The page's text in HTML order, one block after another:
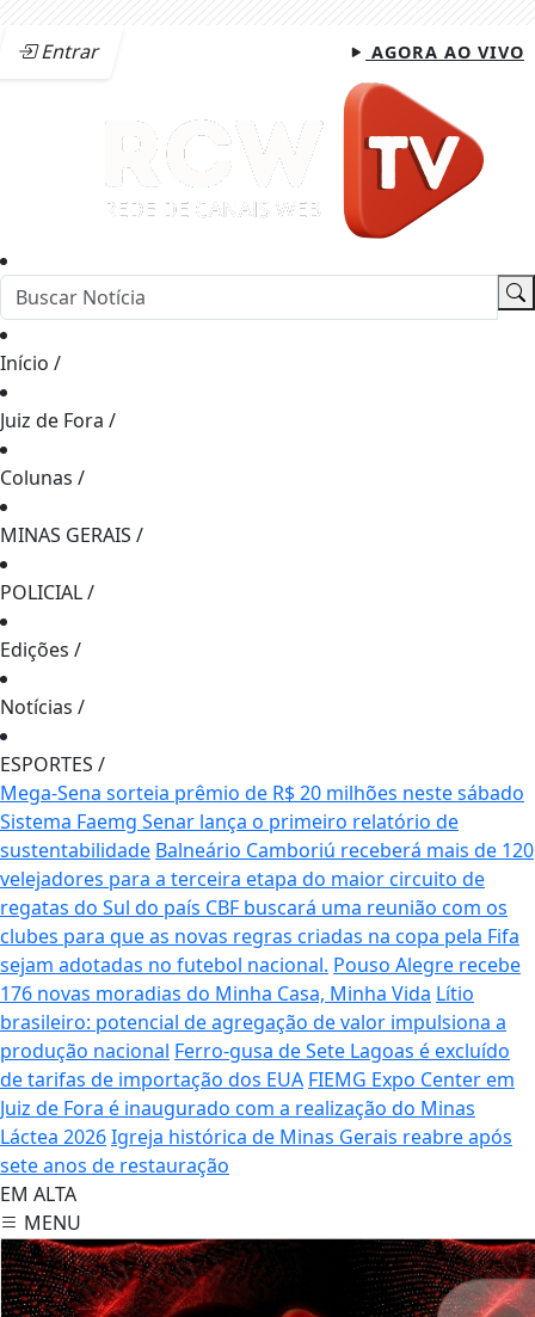
Entrar AGORA AO VIVO
Início /
Juiz de Fora /
Colunas /
MINAS GERAIS /
POLICIAL/
Edições /
Notícias /
ESPORTES /
Mega-Sena sorteia prêmio de R$ 20 milhões neste sábado
Sistema Faemg Senar lança o primeiro relatório de
sustentabilidade Balneário Camboriú receberá mais de 120
velejadores para a terceira etapa do maior circuito de
regatas do Sul do país CBF buscará uma reunião com os
clubes para que as novas regras criadas na copa pela Fifa
sejam adotadas no futebol nacional. Pouso Alegre recebe
176 novas moradias do Minha Casa, Minha Vida Lítio
brasileiro: potencial de agregação de valor impulsiona a
produção nacional Ferro-gusa de Sete Lagoas é excluído
de tarifas de importação dos EUA FIEMG Expo Center em
Juiz de Fora é inaugurado com a realização do Minas
Láctea 2026Igreja histórica de Minas Gerais reabre após
sete anos de restauração
EM ALTA
MENU